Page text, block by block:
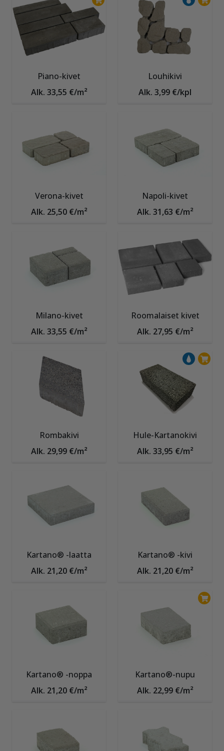
Piano-kivet
Alk. 33,55 €/m²
Louhikivi
Alk. 3,99 €/kpl
Verona-kivet
Alk. 25,50 €/m²
Napoli-kivet
Alk. 31,63 €/m²
Milano-kivet
Alk. 33,55 €/m²
Roomalaiset kivet
Alk. 27,95 €/m²
Rombakivi
Alk. 29,99 €/m²
Hule-Kartanokivi
Alk. 33,95 €/m²
Kartano® -laatta
Alk. 21,20 €/m²
Kartano® -kivi
Alk. 21,20 €/m²
Kartano® -noppa
Alk. 21,20 €/m²
Kartano®-nupu
Alk. 22,99 €/m²